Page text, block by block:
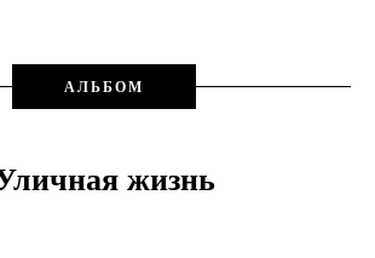
АЛЬБОМ
жизнь